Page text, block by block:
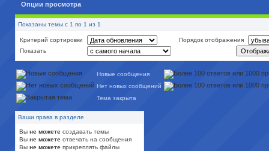
Опции просмотра
Показаны темы с 1 по 1 из 1
Критерий сортировки
Порядок отображения
Показать
Новые сообщения
Нет новых сообщений
Тема закрыта
Ваши права в разделе
Вы не можете создавать темы
Вы не можете отвечать на сообщения
Вы не можете прикреплять файлы